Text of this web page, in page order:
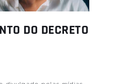
DO DECRETO